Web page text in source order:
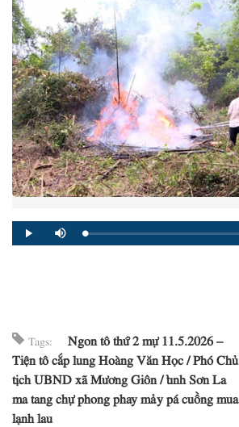
Play Mute Loaded:
0%
Progress:
0%
Tags:
Ngon tô thứ 2 mự 11.5.2026 –
Tiện tô cắp lung Hoàng Văn Học Phó Chủ
tịch UBND xã Mương Giôn tỉnh Sơn La
ma tang chự phong phay mảy pá cuồng mua
lạnh lau